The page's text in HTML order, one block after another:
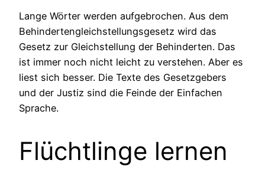
Lange Wörter werden aufgebrochen. Aus dem
Behindertengleichstellungsgesetz wird das
Gesetz zur Gleichstellung der Behinderten. Das
ist immer noch nicht leicht zu verstehen. Aber es
liest sich besser. Die Texte des Gesetzgebers
und der Justiz sind die Feinde der Einfachen
Sprache.
Flüchtlinge lernen